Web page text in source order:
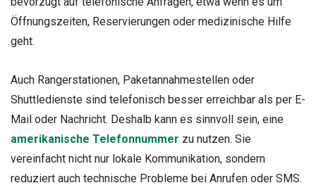
Öffnungszeiten, Reservierungen oder medizinische Hilfe
geht.
Auch Rangerstationen, Paketannahmestellen oder
Shuttledienste sind telefonisch besser erreichbar als per E-
Mail oder Nachricht. Deshalb kann es sinnvoll sein, eine
amerikanische Telefonnummer zu nutzen. Sie
vereinfacht nicht nur lokale Kommunikation, sondern
reduziert auch technische Probleme bei Anrufen oder SMS.